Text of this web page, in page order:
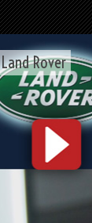
Land Rover